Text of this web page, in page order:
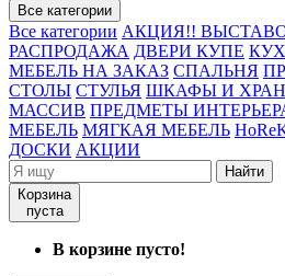
Все категории
Все категории АКЦИЯ!!
РАСПРОДАЖА ДВЕРИ КУПЕ
МЕБЕЛЬ НА ЗАКАЗ СПАЛЬНЯ
СТОЛЫ СТУЛЬЯ ШКАФЫ И
МАССИВ ПРЕДМЕТЫ
МЕБЕЛЬ МЯГКАЯ МЕБЕЛЬ
ДОСКИ АКЦИИ
Найти
Корзина
пуста
В корзине пусто!